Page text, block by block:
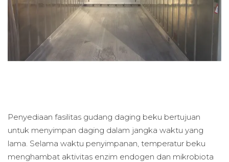
Penyediaan fasilitas gudang daging beku bertujuan
untuk menyimpan daging dalam jangka waktu yang
lama. Selama waktu penyimpanan, temperatur beku
menghambat aktivitas enzim endogen dan mikrobiota